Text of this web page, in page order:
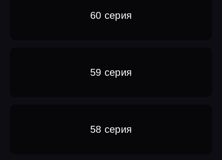
60 серия
59 серия
58 серия